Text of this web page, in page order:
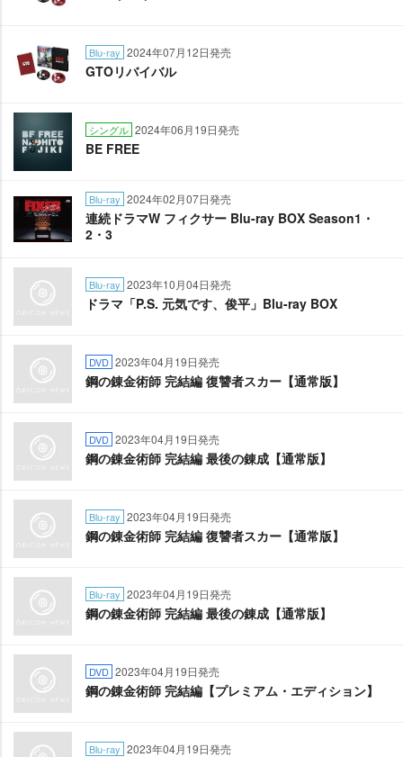
Blu-ray 2024年07月12日発売
GTOリバイバル
シングル 2024年06月19日発売
BE FREE
Blu-ray 2024年02月07日発売
連続ドラマW フィクサー Blu-ray BOX Season1・
2・3
Blu-ray 2023年10月04日発売
ドラマ「P.S. 元気です、俊平」Blu-ray BOX
DVD 2023年04月19日発売
鋼の錬金術師 完結編 復讐者スカー【通常版】
DVD 2023年04月19日発売
鋼の錬金術師 完結編 最後の錬成【通常版】
Blu-ray 2023年04月19日発売
鋼の錬金術師 完結編 復讐者スカー【通常版】
Blu-ray 2023年04月19日発売
鋼の錬金術師 完結編 最後の錬成【通常版】
DVD 2023年04月19日発売
鋼の錬金術師 完結編【プレミアム・エディション】
Blu-ray 2023年04月19日発売